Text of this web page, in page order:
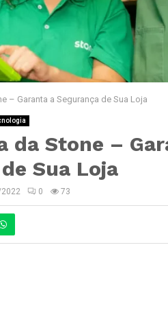
– Garanta a Segurança de Sua Loja
da Stone –
Sua Loja
0 73